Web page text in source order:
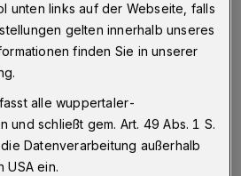
aus Wuppertal bedient
Prozent des deutschen
Zudem beliefert das
Märkte in den
Europa und Asien mit
und ist einer der
unten links auf der Webseite, falls
gelten innerhalb unseres
finden Sie in unserer
alle wuppertaler-
und schließt gem. Art. 49 Abs. 1 S.
Datenverarbeitung außerhalb
USA ein.